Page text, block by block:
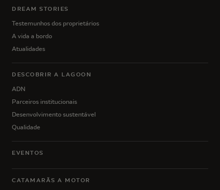
DREAM STORIES
Testemunhos dos proprietários
A vida a bordo
Atualidades
DESCOBRIR A LAGOON
ADN
Parceiros institucionais
Desenvolvimento sustentável
Qualidade
EVENTOS
CATAMARÃS A MOTOR